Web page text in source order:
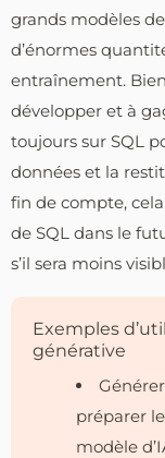
grands modèles
d’énormes
entraînement.
développer et à
toujours sur SQL
données et la
fin de compte,
de SQL dans le
s’il sera moins
Exemples
générative
préparer
modèle